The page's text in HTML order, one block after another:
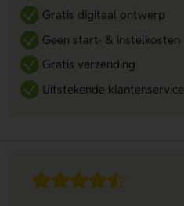
Gratis digitaal ontwerp
Geen start- & instelkosten
Gratis verzending
Uitstekende klantenservice